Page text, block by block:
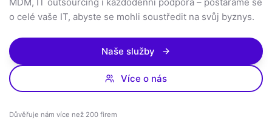
o celé vaše IT, abyste se mohli soustředit na svůj byznys.
Naše služby
Více o nás
Důvěřuje nám více než 200 firem